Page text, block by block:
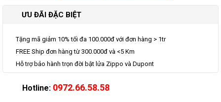
ƯU ĐÃI ĐẶC BIỆT
Tặng mã giảm 10% tối đa 100.000đ với đơn hàng > 1tr
FREE Ship đơn hàng từ 300.000đ và <5 Km
Hỗ trợ bảo hành trọn đời bật lửa Zippo và Dupont
Hotline: 0972.66.58.58